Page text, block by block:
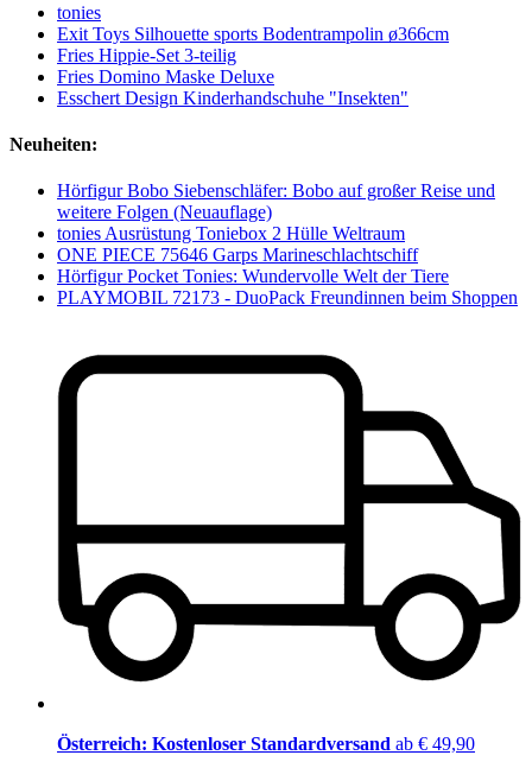
tonies
Exit Toys Silhouette sports Bodentrampolin ø366cm
Fries Hippie-Set 3-teilig
Fries Domino Maske Deluxe
Esschert Design Kinderhandschuhe "Insekten"
Neuheiten:
Hörfigur Bobo Siebenschläfer: Bobo auf großer Reise und
weitere Folgen (Neuauflage)
tonies Ausrüstung Toniebox 2 Hülle Weltraum
ONE PIECE 75646 Garps Marineschlachtschiff
Hörfigur Pocket Tonies: Wundervolle Welt der Tiere
PLAYMOBIL 72173 - DuoPack Freundinnen beim Shoppen
Österreich: Kostenloser Standardversand ab € 49,90